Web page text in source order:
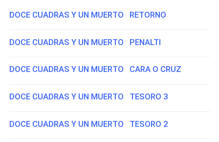
DOCE CUADRAS Y UN MUERTO RETORNO
DOCE CUADRAS Y UN MUERTO PENALTI
DOCE CUADRAS Y UN MUERTO CARA O CRUZ
DOCE CUADRAS Y UN MUERTO TESORO 3
DOCE CUADRAS Y UN MUERTO TESORO 2